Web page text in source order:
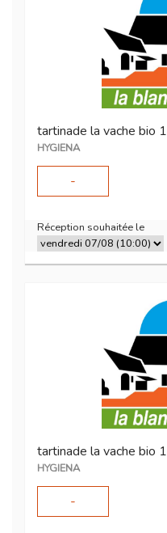
tartinade la vache bio
HYGIENA
-
Réception souhaitée le
tartinade la vache bio
HYGIENA
-